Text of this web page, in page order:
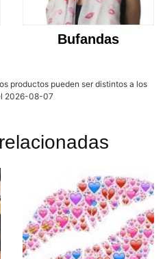
Bufandas
productos pueden ser distintos a los
2026-08-07